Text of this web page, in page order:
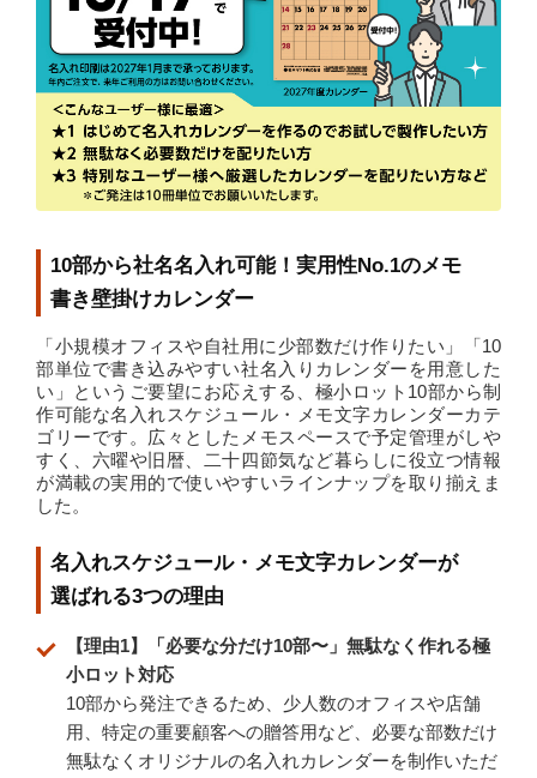
10部から社名名入れ可能！実用性No.1のメモ
書き壁掛けカレンダー
「小規模オフィスや自社用に少部数だけ作りたい」「10
部単位で書き込みやすい社名入りカレンダーを用意した
い」というご要望にお応えする、極小ロット10部から制
作可能な名入れスケジュール・メモ文字カレンダーカテ
ゴリーです。広々としたメモスペースで予定管理がしや
すく、六曜や旧暦、二十四節気など暮らしに役立つ情報
が満載の実用的で使いやすいラインナップを取り揃えま
した。
名入れスケジュール・メモ文字カレンダーが
選ばれる3つの理由
【理由1】「必要な分だけ10部〜」無駄なく作れる極
小ロット対応
10部から発注できるため、少人数のオフィスや店舗
用、特定の重要顧客への贈答用など、必要な部数だけ
無駄なくオリジナルの名入れカレンダーを制作いただ